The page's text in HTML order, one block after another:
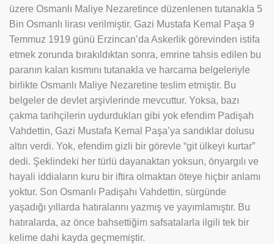
üzere Osmanlı Maliye Nezaretince düzenlenen tutanakla 5
Bin Osmanlı lirası verilmiştir. Gazi Mustafa Kemal Paşa 9
Temmuz 1919 günü Erzincan’da Askerlik görevinden istifa
etmek zorunda bırakıldıktan sonra, emrine tahsis edilen bu
paranın kalan kısmını tutanakla ve harcama belgeleriyle
birlikte Osmanlı Maliye Nezaretine teslim etmiştir. Bu
belgeler de devlet arşivlerinde mevcuttur. Yoksa, bazı
çakma tarihçilerin uydurdukları gibi yok efendim Padişah
Vahdettin, Gazi Mustafa Kemal Paşa’ya sandıklar dolusu
altın verdi. Yok, efendim gizli bir görevle “git ülkeyi kurtar”
dedi. Şeklindeki her türlü dayanaktan yoksun, önyargılı ve
hayali iddiaların kuru bir iftira olmaktan öteye hiçbir anlamı
yoktur. Son Osmanlı Padişahı Vahdettin, sürgünde
yaşadığı yıllarda hatıralarını yazmış ve yayımlamıştır. Bu
hatıralarda, az önce bahsettiğim safsatalarla ilgili tek bir
kelime dahi kayda geçmemiştir.